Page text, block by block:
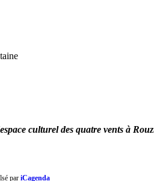
culturel des quatre vents à
par iCagenda